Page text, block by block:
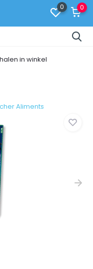
0 0
in winkel
Aliments